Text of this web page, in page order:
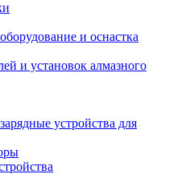
и оснастка
и установок алмазного
устройства для